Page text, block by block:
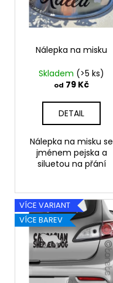
Nálepka na misku
Skladem (>5 ks)
od 79 Kč
DETAIL
Nálepka na misku se
jménem pejska a
siluetou na přání
VÍCE VARIANT
VÍCE BAREV
"RUKU
RUCE"